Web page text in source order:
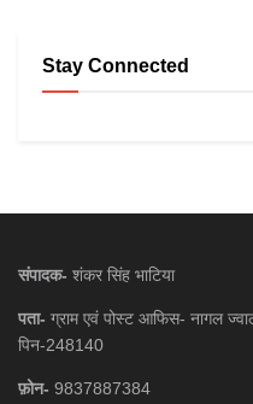
Stay Connected
संपादक- शंकर सिंह भाटिया
पता- ग्राम एवं पोस्ट आफिस- नागल
पिन-248140
फ़ोन- 9837887384